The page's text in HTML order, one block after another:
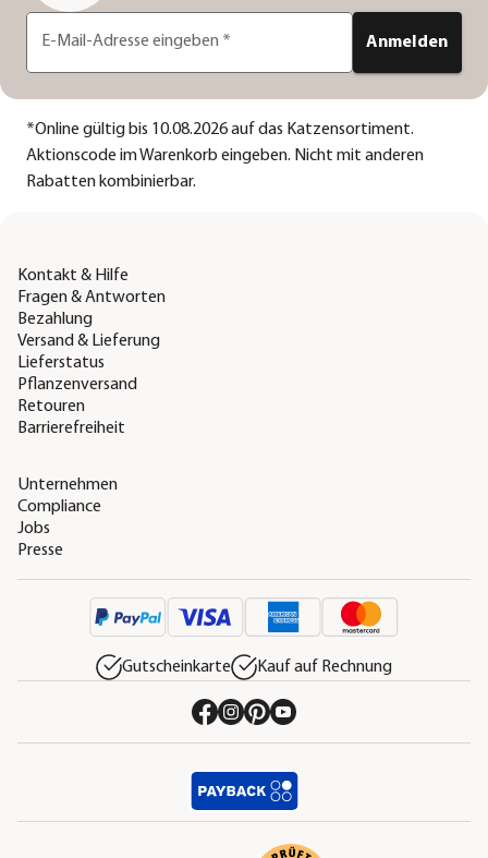
E-Mail-Adresse eingeben * Anmelden
*Online gültig bis 10.08.2026 auf das Katzensortiment.
Aktionscode im Warenkorb eingeben. Nicht mit anderen
Rabatten kombinierbar.
Kontakt & Hilfe
Fragen & Antworten
Bezahlung
Versand & Lieferung
Lieferstatus
Pflanzenversand
Retouren
Barrierefreiheit
Unternehmen
Compliance
Jobs
Presse
Gutscheinkarte Kauf auf Rechnung